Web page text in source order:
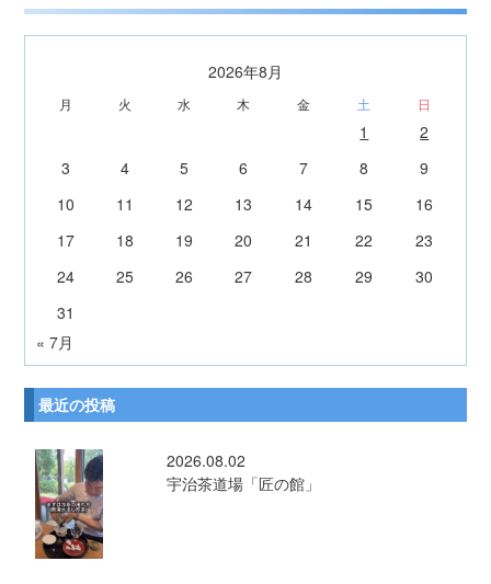
2026年8月
月 火 水 木 金 土 日
1
2
3
4 5 6 7 8
9
10
11 12 13 14 15
16
17
18 19 20 21 22
23
24
25 26 27 28 29
30
31
« 7月
最近の投稿
2026.08.02
宇治茶道場「匠の館」